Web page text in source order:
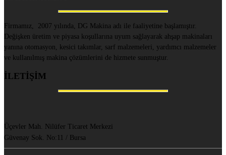
Firmamız, 2007 yılında, DG Makina adı ile faaliyetine başlamıştır.
Değişken üretim ve piyasa koşullarına uyum sağlayarak ahşap makinaları
yanına otomasyon, kesici takımlar, sarf malzemeleri, yardımcı malzemeler
ve kullanılmış makina çözümlerini de hizmete sunmuştur.
İLETİŞİM
Üçevler Mah. Nilüfer Ticaret Merkezi
Güvenay Sok. No:11 / Bursa